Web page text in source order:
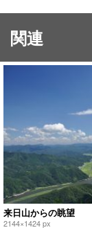
関連
来日山からの眺望
2144×1424 px